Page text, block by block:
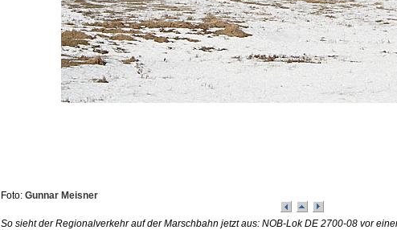
Foto: Gunnar Meisner
So sieht der Regionalverkehr auf der Marschbahn jetzt aus: NOB-Lok DE 2700-08 vor